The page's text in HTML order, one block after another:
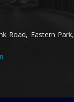
Road, Eastern Park,